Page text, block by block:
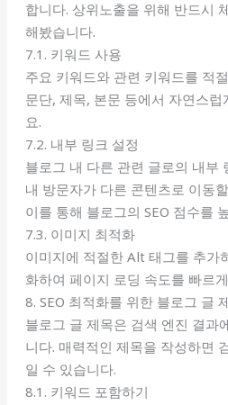
합니다. 상위노출을 위해 반드시
해봤습니다.
7.1. 키워드 사용
주요 키워드와 관련 키워드를 적
문단, 제목, 본문 등에서 자연스
요.
7.2. 내부 링크 설정
블로그 내 다른 관련 글로의 내부
내 방문자가 다른 콘텐츠로 이동
이를 통해 블로그의 SEO 점수를
7.3. 이미지 최적화
이미지에 적절한 Alt 태그를 추가
화하여 페이지 로딩 속도를 빠르
8. SEO 최적화를 위한 블로그 글
블로그 글 제목은 검색 엔진 결과
니다. 매력적인 제목을 작성하면
일 수 있습니다.
8.1. 키워드 포함하기